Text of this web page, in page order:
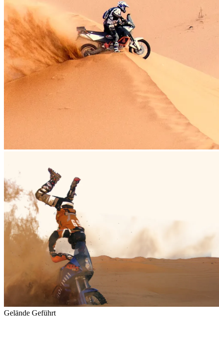
Gelände Geführt